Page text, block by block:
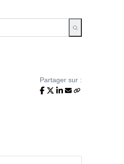
Partager sur :